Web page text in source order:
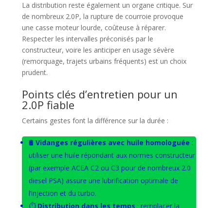
La distribution reste également un organe critique. Sur
de nombreux 2.0P, la rupture de courroie provoque
une casse moteur lourde, coûteuse à réparer.
Respecter les intervalles préconisés par le
constructeur, voire les anticiper en usage sévère
(remorquage, trajets urbains fréquents) est un choix
prudent.
Points clés d’entretien pour un
2.0P fiable
Certains gestes font la différence sur la durée :
🛢️ Vidanges régulières avec huile homologuée :
utiliser une huile répondant aux normes constructeur
(par exemple ACEA C2 ou C3 pour de nombreux 2.0
diesel PSA) assure une lubrification optimale de
l’injection et du turbo.
⏱️ Distribution dans les temps : remplacer la